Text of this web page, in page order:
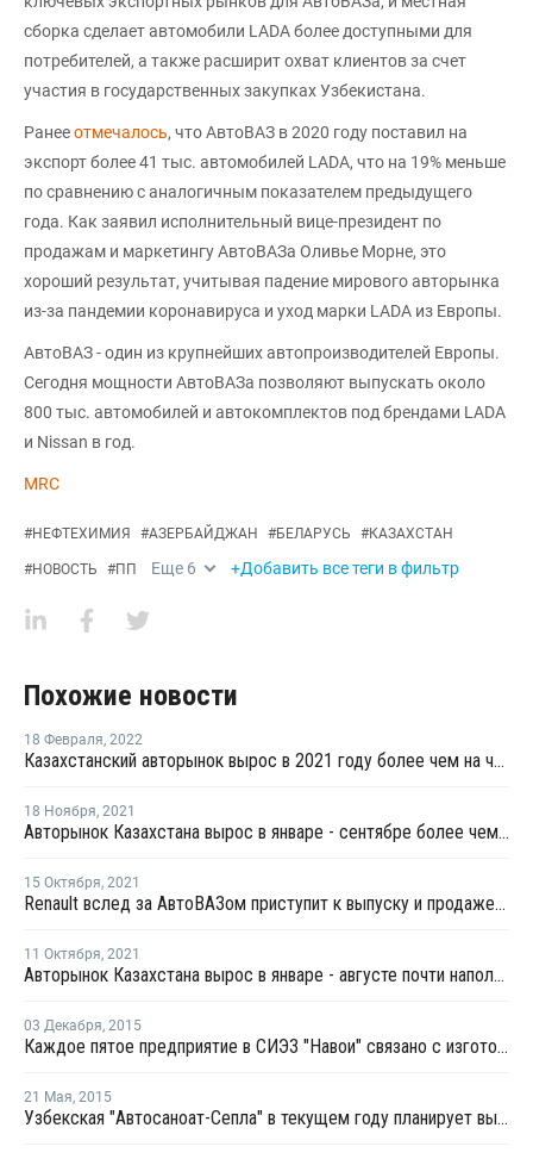
сборка сделает автомобили LADA более доступными для
потребителей, а также расширит охват клиентов за счет
участия в государственных закупках Узбекистана.
Ранееотмечалось, что АвтоВАЗ в 2020 году поставил на
экспорт более 41 тыс. автомобилей LADA, что на 19% меньше
по сравнению с аналогичным показателем предыдущего
года. Как заявил исполнительный вице-президент по
продажам и маркетингу АвтоВАЗа Оливье Морне, это
хороший результат, учитывая падение мирового авторынка
из-за пандемии коронавируса и уход марки LADA из Европы.
АвтоВАЗ - один из крупнейших автопроизводителей Европы.
Сегодня мощности АвтоВАЗа позволяют выпускать около
800 тыс. автомобилей и автокомплектов под брендами LADA
и Nissan в год.
MRC
#НЕФТЕХИМИЯ #АЗЕРБАЙДЖАН #БЕЛАРУСЬ #КАЗАХСТАН
#НОВОСТЬ #ПП Еще 6 +Добавить все теги в фильтр
Похожие новости
18 Февраля, 2022
Казахстанский авторынок вырос в 2021 году более чем на четверть
18 Ноября, 2021
Авторынок Казахстана вырос в январе - сентябре более чем на треть
15 Октября, 2021
Renault вслед за АвтоВАЗом приступит к выпуску и продаже автомобилей в Узбекистане
11 Октября, 2021
Авторынок Казахстана вырос в январе - августе почти наполовину
03 Декабря, 2015
Каждое пятое предприятие в СИЭЗ "Навои" связано с изготовлением автомобильных комплектующих
21 Мая, 2015
Узбекская "Автосаноат-Сепла" в текущем году планирует выпустить 4 тыс. тонн композитов